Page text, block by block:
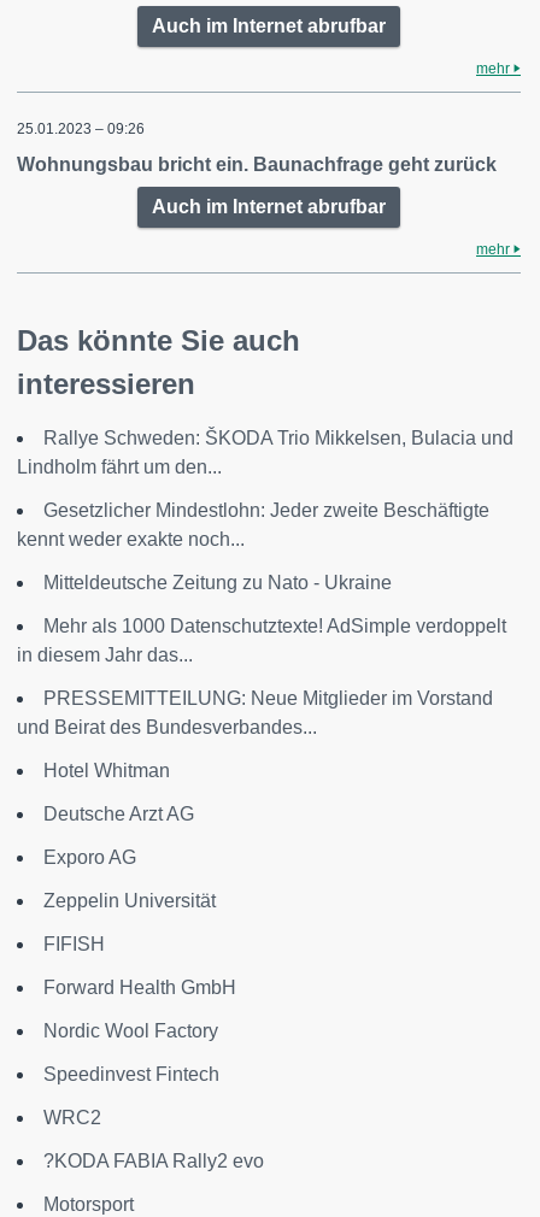
Auch im Internet abrufbar
mehr
25.01.2023 – 09:26
Wohnungsbau bricht ein. Baunachfrage geht zurück
Auch im Internet abrufbar
mehr
Das könnte Sie auch
interessieren
Rallye Schweden: ŠKODA Trio Mikkelsen, Bulacia und
Lindholm fährt um den...
Gesetzlicher Mindestlohn: Jeder zweite Beschäftigte
kennt weder exakte noch...
Mitteldeutsche Zeitung zu Nato - Ukraine
Mehr als 1000 Datenschutztexte! AdSimple verdoppelt
in diesem Jahr das...
PRESSEMITTEILUNG: Neue Mitglieder im Vorstand
und Beirat des Bundesverbandes...
Hotel Whitman
Deutsche Arzt AG
Exporo AG
Zeppelin Universität
FIFISH
Forward Health GmbH
Nordic Wool Factory
Speedinvest Fintech
WRC2
?KODA FABIA Rally2 evo
Motorsport